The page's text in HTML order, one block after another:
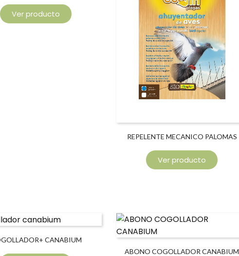
Ver producto
REPELENTE MECANICO PALOMAS
Ver producto
CANABIUM
ABONO COGOLLADOR CANABIUM